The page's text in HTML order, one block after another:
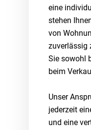
eine
stehen
von
zuverlässig
Sie sowohl
beim
Unser
jederzeit
und eine